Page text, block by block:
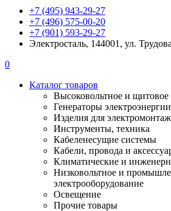
+7 (495) 943-29-27
+7 (496) 575-00-20
+7 (901) 593-29-27
Электросталь, 144001, ул.
0
Каталог товаров
Высоковольтное и щитовое
Генераторы
Изделия для
Инструменты, техника
Кабеленесущие системы
Кабели, провода и
Климатические и
Низковольтное и
электрооборудование
Освещение
Прочие товары